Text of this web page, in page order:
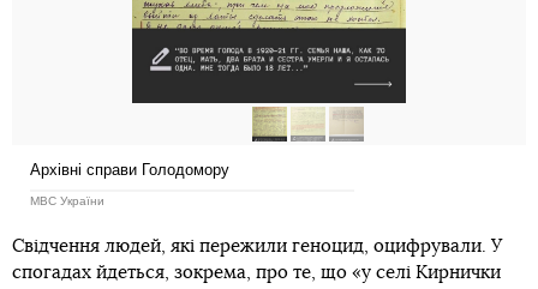
Архівні справи Голодомору
МВС України
Свідчення людей, які пережили геноцид, оцифрували. У
спогадах йдеться, зокрема, про те, що «у селі Кирнички